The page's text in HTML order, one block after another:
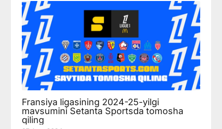
Fransiya ligasining 2024-25-yilgi
mavsumini Setanta Sportsda tomosha
qiling